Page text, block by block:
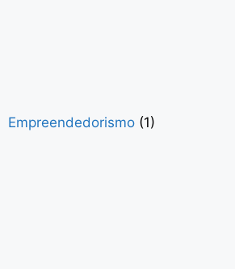
Empreendedorismo (1)